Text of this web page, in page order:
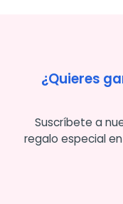
¿Quieres
Suscríbete a
regalo especial